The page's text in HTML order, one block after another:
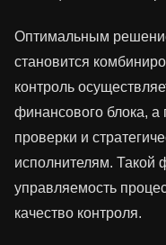
Оптимальным
становится
контроль
финансового блока, а
проверки и
исполнителям. Такой
управляемость
качество контроля.